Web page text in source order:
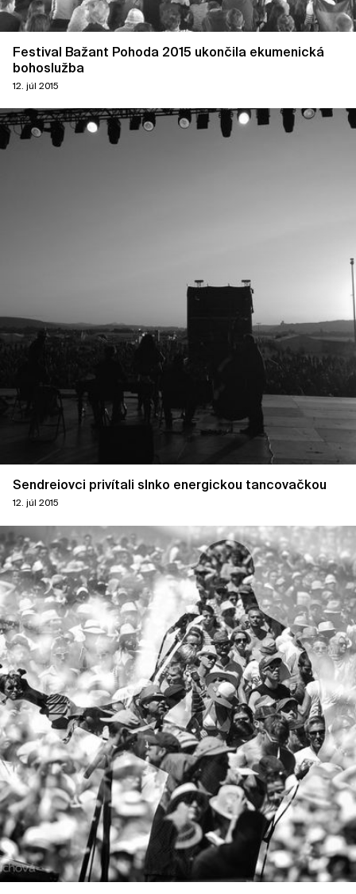
Festival Bažant Pohoda 2015 ukončila ekumenická
bohoslužba
12. júl 2015
Sendreiovci privítali slnko energickou tancovačkou
12. júl 2015